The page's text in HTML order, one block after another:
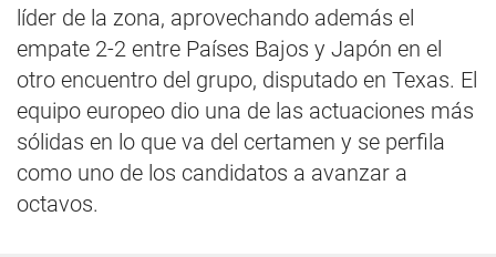
líder de la zona, aprovechando además el
empate 2-2 entre Países Bajos y Japón en el
otro encuentro del grupo, disputado en Texas. El
equipo europeo dio una de las actuaciones más
sólidas en lo que va del certamen y se perfila
como uno de los candidatos a avanzar a
octavos.